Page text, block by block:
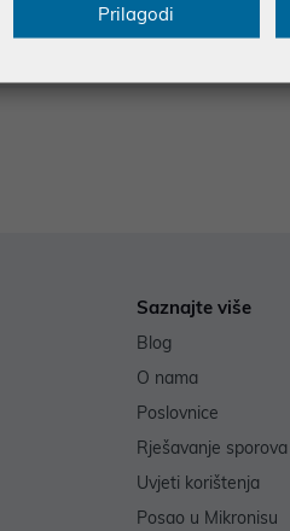
Saznajte više
Blog
O nama
Poslovnice
Rješavanje sporova
Uvjeti korištenja
Posao u Mikronisu
Prilagodi